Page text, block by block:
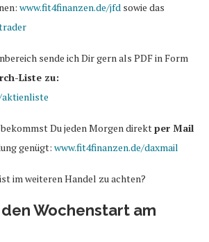
www.fit4finanzen.de/jfd sowie das
sende ich Dir gern als PDF in Form
Liste zu:
aktienliste
Du jeden Morgen direktper Mail
genügt: www.fit4finanzen.de/daxmail
im weiteren Handel zu achten?
Wochenstart am